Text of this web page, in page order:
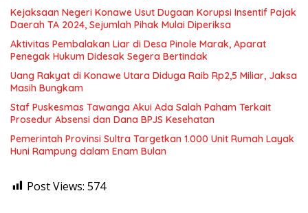
Kejaksaan Negeri Konawe Usut Dugaan Korupsi Insentif Pajak
Daerah TA 2024, Sejumlah Pihak Mulai Diperiksa
Aktivitas Pembalakan Liar di Desa Pinole Marak, Aparat
Penegak Hukum Didesak Segera Bertindak
Uang Rakyat di Konawe Utara Diduga Raib Rp2,5 Miliar, Jaksa
Masih Bungkam
Staf Puskesmas Tawanga Akui Ada Salah Paham Terkait
Prosedur Absensi dan Dana BPJS Kesehatan
Pemerintah Provinsi Sultra Targetkan 1.000 Unit Rumah Layak
Huni Rampung dalam Enam Bulan
Post Views: 574